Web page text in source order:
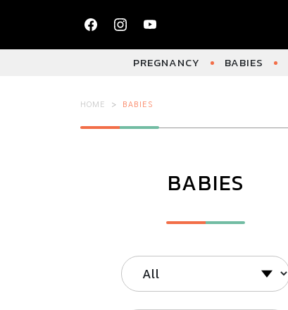
PREGNANCY BABIES
HOME BABIES
BABIES